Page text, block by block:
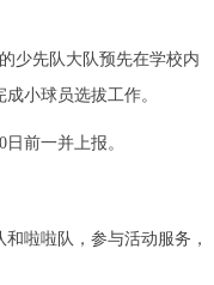
少先队大队预先在学校内
成小球员选拔工作。
日前一并上报。
啦啦队，参与活动服务，